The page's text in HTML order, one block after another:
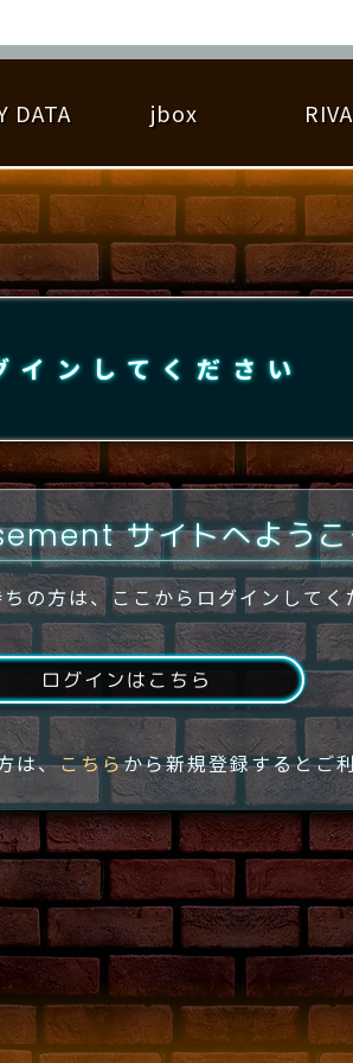
本の遊び方 遊び方ガイド
る楽曲 アーティスト紹介
DATA
ゆびベル
プレーグラフ
jbox
ライバル比較 プレーヤー検索
大会開催 大会参加情報 大会
BEST SCORE RANKING
インしてください
サイトへよう
の方は、ここからログインしてく
ログインはこちら
は、こちらから新規登録するとご